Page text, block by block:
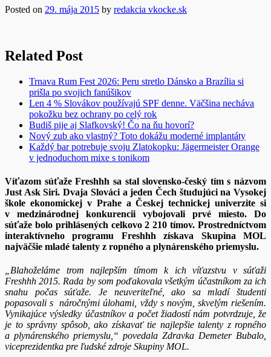
Posted on 29. mája 2015 by redakcia vkocke.sk
Related Post
Trnava Rum Fest 2026: Peru stretlo Dánsko a Brazília si
prišla po svojich fanúšikov
Len 4 % Slovákov používajú SPF denne. Väčšina necháva
pokožku bez ochrany po celý rok
Budiš pije aj Slafkovský! Čo na ňu hovorí?
Nový zub ako vlastný? Toto dokážu moderné implantáty
Každý bar potrebuje svoju Zlatokopku: Jägermeister Orange
v jednoduchom mixe s tonikom
Víťazom súťaže Freshhh sa stal slovensko-český tím s názvom
Just Ask Siri. Dvaja Slováci a jeden Čech študujúci na Vysokej
škole ekonomickej v Prahe a Českej technickej univerzite si
v medzinárodnej konkurencii vybojovali prvé miesto. Do
súťaže bolo prihlásených celkovo 2 210 tímov. Prostredníctvom
interaktívneho programu Freshhh získava Skupina MOL
najväčšie mladé talenty z ropného a plynárenského priemyslu.
„Blahoželáme trom najlepším tímom k ich víťazstvu v súťaži
Freshhh 2015. Rada by som poďakovala všetkým účastníkom za ich
snahu počas súťaže. Je neuveriteľné, ako sa mladí študenti
popasovali s náročnými úlohami, vždy s novým, skvelým riešením.
Vynikajúce výsledky účastníkov a počet žiadostí nám potvrdzuje, že
je to správny spôsob, ako získavať tie najlepšie talenty z ropného
a plynárenského priemyslu,“ povedala Zdravka Demeter Bubalo,
viceprezidentka pre ľudské zdroje Skupiny MOL.